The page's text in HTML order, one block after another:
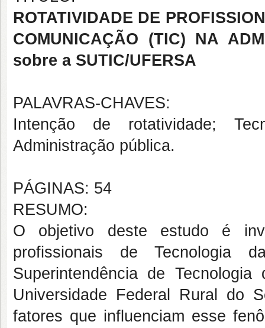
ROTATIVIDADE DE
COMUNICAÇÃO (TIC) NA
sobre a SUTIC/UFERSA
PALAVRAS-CHAVES:
Intenção de rotatividade;
Administração pública.
PÁGINAS: 54
RESUMO:
O objetivo deste estudo é
profissionais de Tecnologia
Superintendência de
Universidade Federal Rural do
fatores que influenciam esse